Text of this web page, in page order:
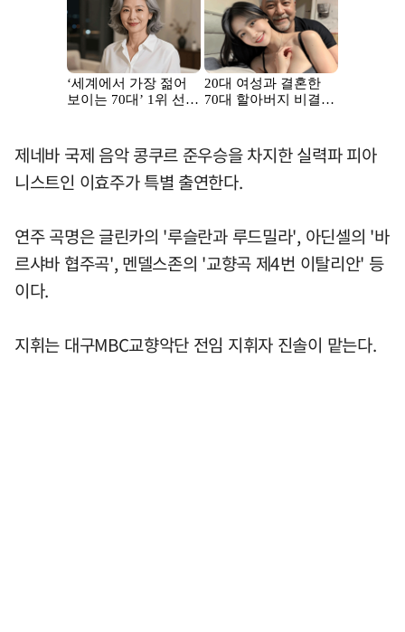
제네바 국제 음악 콩쿠르 준우승을 차지한 실력파 피아
니스트인 이효주가 특별 출연한다.
연주 곡명은 글린카의 '루슬란과 루드밀라', 아딘셀의 '바
르샤바 협주곡', 멘델스존의 '교향곡 제4번 이탈리안' 등
이다.
지휘는 대구MBC교향악단 전임 지휘자 진솔이 맡는다.